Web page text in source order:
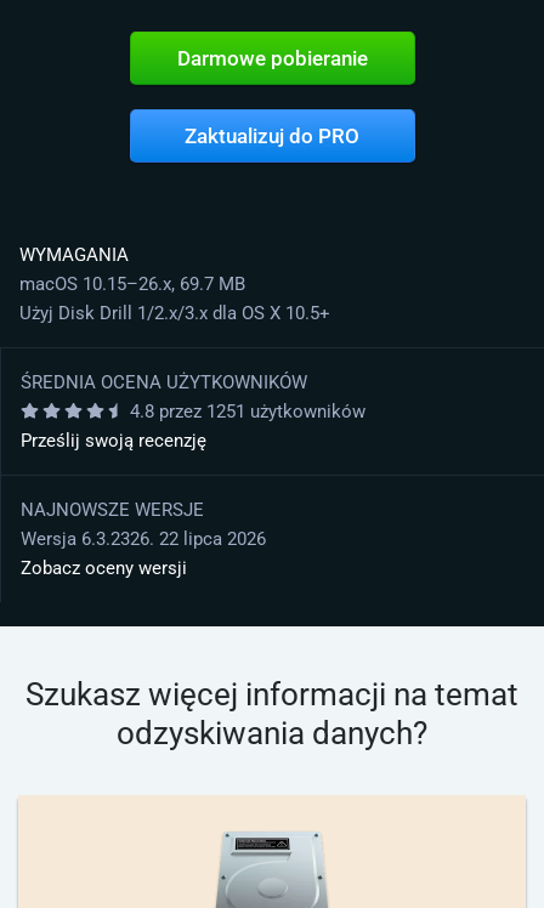
Darmowe pobieranie
Zaktualizuj do PRO
WYMAGANIA
macOS 10.15–26.x, 69.7 MB
Użyj Disk Drill 1/2.x/3.x dla OS X 10.5+
ŚREDNIA OCENA UŻYTKOWNIKÓW
4.8 przez 1251 użytkowników
Prześlij swoją recenzję
NAJNOWSZE WERSJE
Wersja 6.3.2326. 22 lipca 2026
Zobacz oceny wersji
Szukasz więcej informacji na temat
odzyskiwania danych?